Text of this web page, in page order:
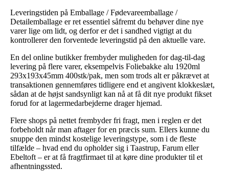
Leveringstiden på Emballage / Fødevareemballage /
Detailemballage er ret essentiel såfremt du behøver dine nye
varer lige om lidt, og derfor er det i sandhed vigtigt at du
kontrollerer den forventede leveringstid på den aktuelle vare.
En del online butikker frembyder muligheden for dag-til-dag
levering på flere varer, eksempelvis Foliebakke alu 1920ml
293x193x45mm 400stk/pak, men som trods alt er påkrævet at
transaktionen gennemføres tidligere end et angivent klokkeslæt,
sådan at de højst sandsynligt kan nå at få dit nye produkt fikset
forud for at lagermedarbejderne drager hjemad.
Flere shops på nettet frembyder fri fragt, men i reglen er det
forbeholdt når man aftager for en præcis sum. Ellers kunne du
snuppe den mindst kostelige leveringstype, som i de fleste
tilfælde – hvad end du opholder sig i Taastrup, Farum eller
Ebeltoft – er at få fragtfirmaet til at køre dine produkter til et
afhentningssted.